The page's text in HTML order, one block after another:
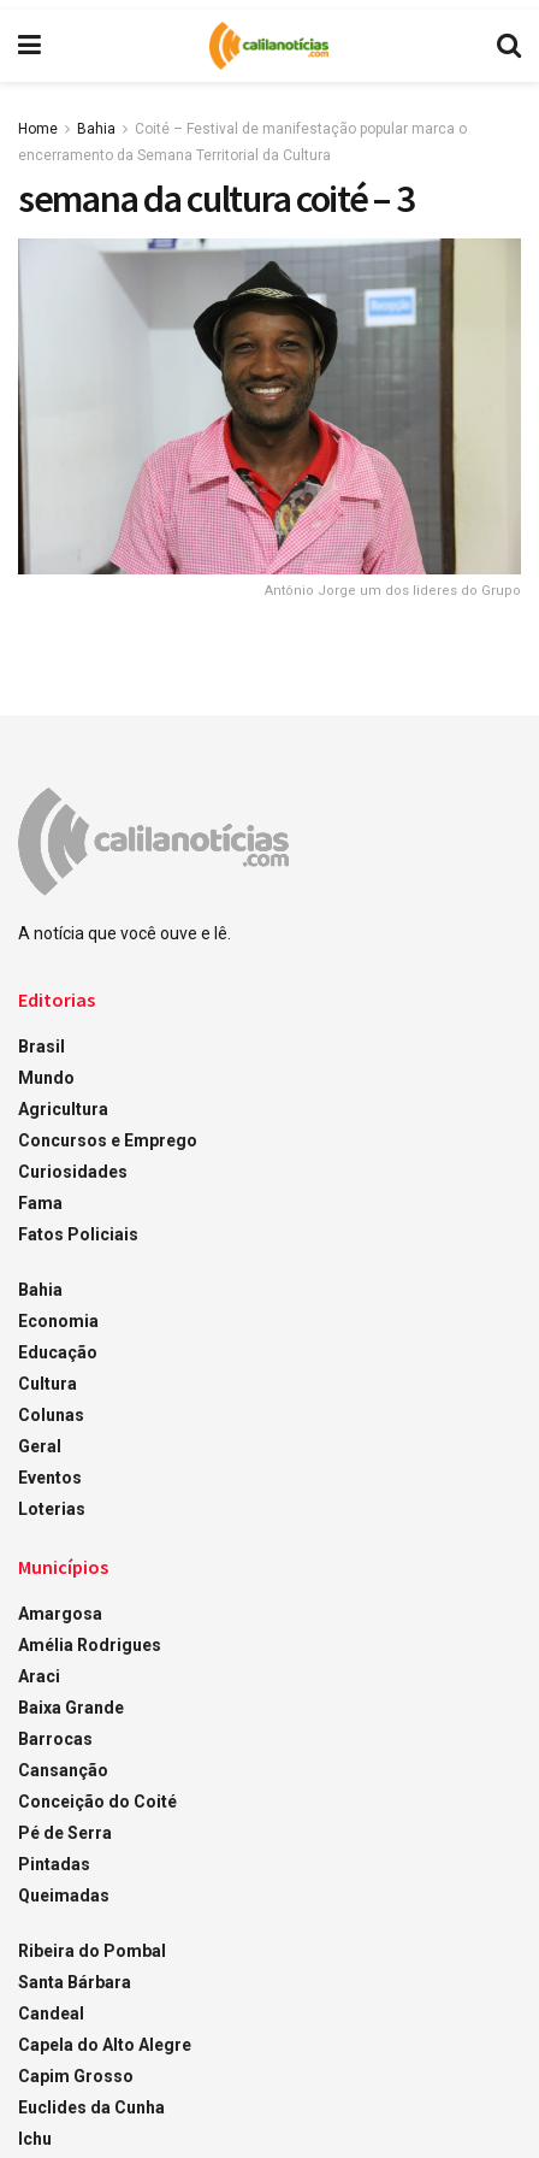
Home Bahia
Coité – Festival de manifestação popular marca o
encerramento da Semana Territorial da Cultura
semana da cultura coité – 3
Antônio Jorge um dos lideres do Grupo
A notícia que você ouve e lê.
Editorias
Brasil
Mundo
Agricultura
Concursos e Emprego
Curiosidades
Fama
Fatos Policiais
Bahia
Economia
Educação
Cultura
Colunas
Geral
Eventos
Loterias
Municípios
Amargosa
Amélia Rodrigues
Araci
Baixa Grande
Barrocas
Cansanção
Conceição do Coité
Pé de Serra
Pintadas
Queimadas
Ribeira do Pombal
Santa Bárbara
Candeal
Capela do Alto Alegre
Capim Grosso
Euclides da Cunha
Ichu